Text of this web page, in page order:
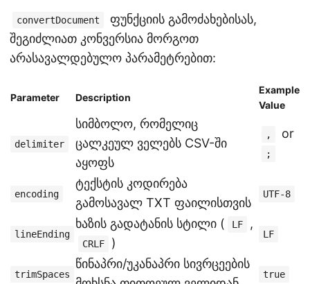
convertDocument
ფუნქციის გამოძახებისას,
შეგიძლიათ კონვერსია მორგოთ
არასავალდებულო პარამეტრებით:
Parameter Description
Example
Value
delimiter
სიმბოლო, რომელიც
ცალკეულ ველებს CSV-ში
აყოფს
, or
;
encoding
ტექსტის კოდირება
გამოსავალ TXT ფაილისთვის
UTF-8
lineEnding
ხაზის გადატანის სტილი ( LF ,
CRLF )
LF
trimSpaces
წინაპრი/უკანაპრი სივრცეების
true